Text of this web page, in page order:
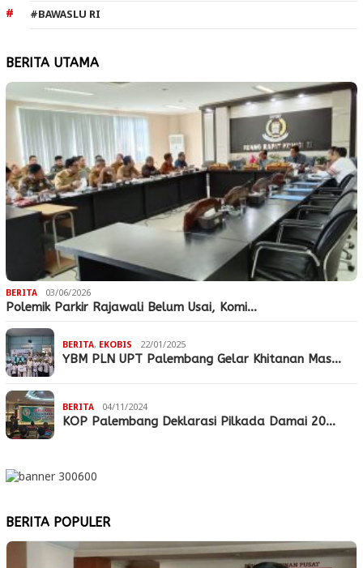
#BAWASLU RI
BERITA UTAMA
BERITA 03/06/2026
Polemik Parkir Rajawali Belum Usai, Komi…
BERITA, EKOBIS 22/01/2025
YBM PLN UPT Palembang Gelar Khitanan Mas…
BERITA 04/11/2024
KOP Palembang Deklarasi Pilkada Damai 20…
BERITA POPULER